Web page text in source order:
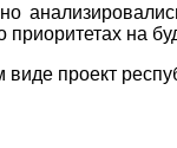
на
виде проект